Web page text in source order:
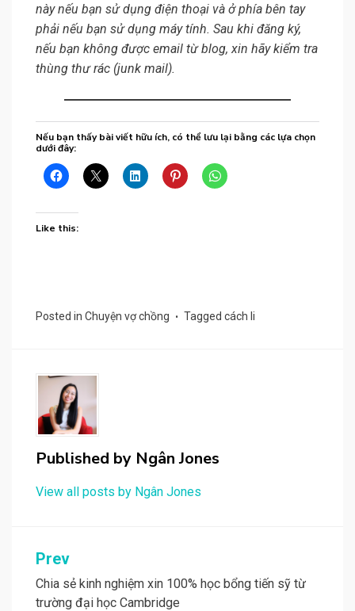
này nếu bạn sử dụng điện thoại và ở phía bên tay
phải nếu bạn sử dụng máy tính. Sau khi đăng ký,
nếu bạn không được email từ blog, xin hãy kiểm tra
thùng thư rác (junk mail).
Nếu bạn thấy bài viết hữu ích, có thể lưu lại bằng các lựa chọn
dưới đây:
Like this:
Posted in Chuyện vợ chồng Tagged cách li
Published by Ngân Jones
View all posts by Ngân Jones
Post
navigation
Prev
Chia sẻ kinh nghiệm xin 100% học bổng tiến sỹ từ
trường đại học Cambridge